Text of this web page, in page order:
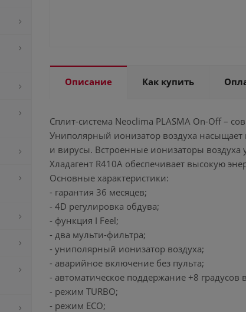
Описание Как купить
Сплит-система Neoclima PLASMA On-Off –
Униполярный ионизатор воздуха насыщает
и вирусы. Встроенные ионизаторы
Хладагент R410A обеспечивает высокую
Основные характеристики:
- гарантия 36 месяцев;
- 4D регулировка обдува;
- функция I Feel;
- два мульти-фильтра;
- униполярный ионизатор воздуха;
- аварийное включение без пульта;
- автоматическое поддержание +8
- режим TURBO;
- режим ECO;